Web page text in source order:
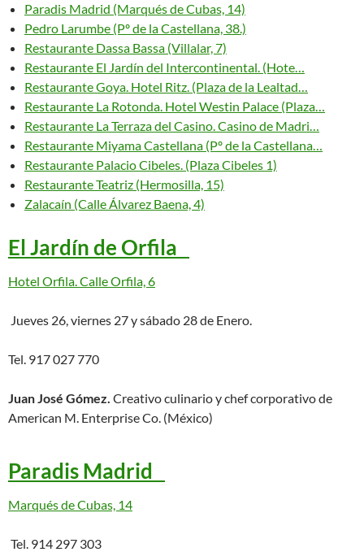
Paradis Madrid (Marqués de Cubas, 14)
Pedro Larumbe (Pº de la Castellana, 38.)
Restaurante Dassa Bassa (Villalar, 7)
Restaurante El Jardín del Intercontinental. (Hote…
Restaurante Goya. Hotel Ritz. (Plaza de la Lealtad…
Restaurante La Rotonda. Hotel Westin Palace (Plaza…
Restaurante La Terraza del Casino. Casino de Madri…
Restaurante Miyama Castellana (Pº de la Castellana…
Restaurante Palacio Cibeles. (Plaza Cibeles 1)
Restaurante Teatriz (Hermosilla, 15)
Zalacaín (Calle Álvarez Baena, 4)
El Jardín de Orfila
Hotel Orfila. Calle Orfila, 6
Jueves 26, viernes 27 y sábado 28 de Enero.
Tel. 917 027 770
Juan José Gómez. Creativo culinario y chef corporativo de
American M. Enterprise Co. (México)
Paradis Madrid
Marqués de Cubas, 14
Tel. 914 297 303